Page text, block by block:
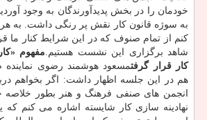
خودمان را در بخش پدیدآورندگان به وجود
به سوژه قانون كار نقش پر رنگی داشت. به
كنم از تمام صنوف كه در این شرایط كنار ما
شاهد برگزاری این نشست هستیم. مفهوم
كار قرار گرفتمسعود هوشمند رضوی نماینده
هم در این جلسه اظهار داشت: اگر بخواهم
انجمن های صنفی فرهنگ و هنر بطور خلاصه
نهادینه سازی كار شایسته اشاره می كنم كه